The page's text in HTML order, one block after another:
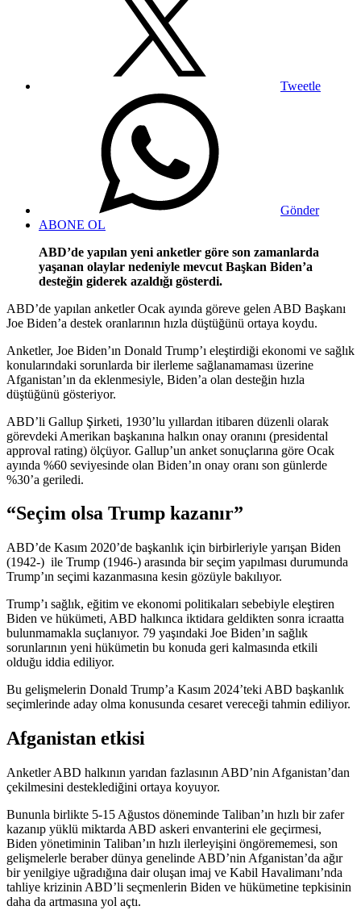
Tweetle
Gönder
ABONE OL
ABD’de yapılan yeni anketler göre son zamanlarda
yaşanan olaylar nedeniyle mevcut Başkan Biden’a
desteğin giderek azaldığı gösterdi.
ABD’de yapılan anketler Ocak ayında göreve gelen ABD Başkanı
Joe Biden’a destek oranlarının hızla düştüğünü ortaya koydu.
Anketler, Joe Biden’ın Donald Trump’ı eleştirdiği ekonomi ve sağlık
konularındaki sorunlarda bir ilerleme sağlanamaması üzerine
Afganistan’ın da eklenmesiyle, Biden’a olan desteğin hızla
düştüğünü gösteriyor.
ABD’li Gallup Şirketi, 1930’lu yıllardan itibaren düzenli olarak
görevdeki Amerikan başkanına halkın onay oranını (presidental
approval rating) ölçüyor. Gallup’un anket sonuçlarına göre Ocak
ayında %60 seviyesinde olan Biden’ın onay oranı son günlerde
%30’a geriledi.
“Seçim olsa Trump kazanır”
ABD’de Kasım 2020’de başkanlık için birbirleriyle yarışan Biden
(1942-) ile Trump (1946-) arasında bir seçim yapılması durumunda
Trump’ın seçimi kazanmasına kesin gözüyle bakılıyor.
Trump’ı sağlık, eğitim ve ekonomi politikaları sebebiyle eleştiren
Biden ve hükümeti, ABD halkınca iktidara geldikten sonra icraatta
bulunmamakla suçlanıyor. 79 yaşındaki Joe Biden’ın sağlık
sorunlarının yeni hükümetin bu konuda geri kalmasında etkili
olduğu iddia ediliyor.
Bu gelişmelerin Donald Trump’a Kasım 2024’teki ABD başkanlık
seçimlerinde aday olma konusunda cesaret vereceği tahmin ediliyor.
Afganistan etkisi
Anketler ABD halkının yarıdan fazlasının ABD’nin Afganistan’dan
çekilmesini desteklediğini ortaya koyuyor.
Bununla birlikte 5-15 Ağustos döneminde Taliban’ın hızlı bir zafer
kazanıp yüklü miktarda ABD askeri envanterini ele geçirmesi,
Biden yönetiminin Taliban’ın hızlı ilerleyişini öngörememesi, son
gelişmelerle beraber dünya genelinde ABD’nin Afganistan’da ağır
bir yenilgiye uğradığına dair oluşan imaj ve Kabil Havalimanı’nda
tahliye krizinin ABD’li seçmenlerin Biden ve hükümetine tepkisinin
daha da artmasına yol açtı.